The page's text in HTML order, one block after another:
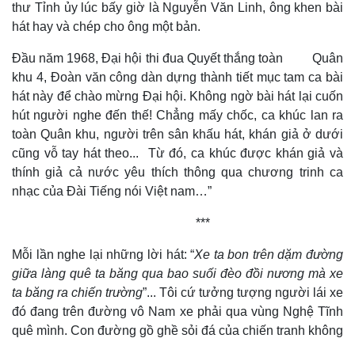
thư Tỉnh ủy lúc bấy giờ là Nguyễn Văn Linh, ông khen bài
hát hay và chép cho ông một bản.
Đầu năm 1968, Đại hội thi đua Quyết thắng toàn Quân
khu 4, Đoàn văn công dàn dựng thành tiết mục tam ca bài
hát này để chào mừng Đại hội. Không ngờ bài hát lại cuốn
hút người nghe đến thế! Chẳng mấy chốc, ca khúc lan ra
toàn Quân khu, người trên sân khấu hát, khán giả ở dưới
cũng vỗ tay hát theo... Từ đó, ca khúc được khán giả và
thính giả cả nước yêu thích thông qua chương trinh ca
nhạc của Đài Tiếng nói Việt nam…”
***
Mỗi lần nghe lại những lời hát: “Xe ta bon trên dặm đường
giữa làng quê ta băng qua bao suối đèo đồi nương mà xe
ta băng ra chiến trường”... Tôi cứ tưởng tượng người lái xe
đó đang trên đường vô Nam xe phải qua vùng Nghệ Tĩnh
quê mình. Con đường gồ ghề sỏi đá của chiến tranh không